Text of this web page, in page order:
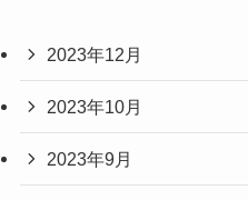
2023年12月
2023年10月
2023年9月